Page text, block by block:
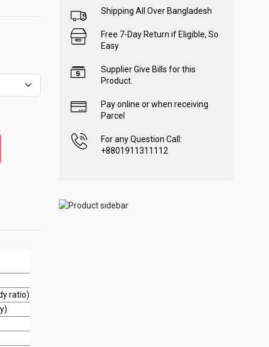
ratio)
Shipping All Over Bangladesh
Free 7-Day Return if Eligible, So
Easy
Supplier Give Bills for this
Product.
Pay online or when receiving
Parcel
For any Question Call:
+8801911311112